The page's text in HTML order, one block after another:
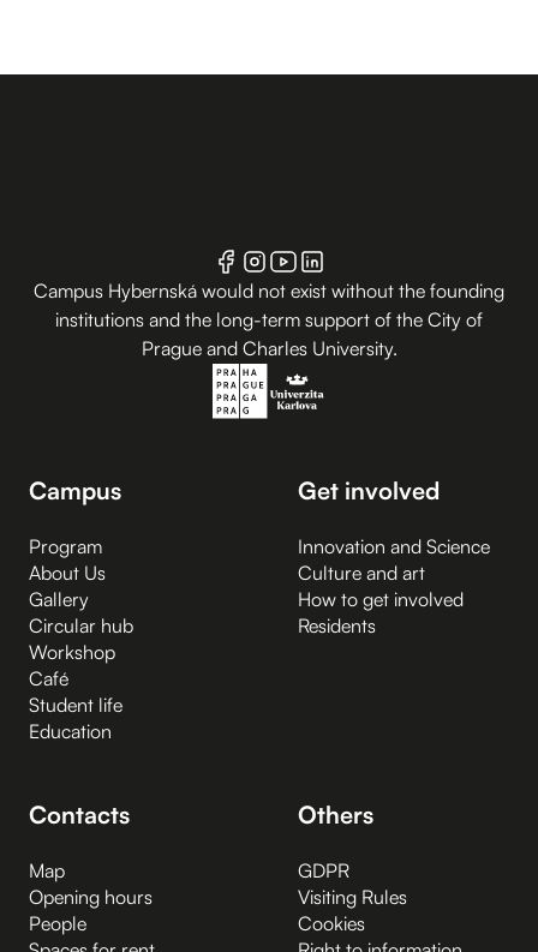
Campus Hybernská would not exist without the founding
institutions and the long-term support of the City of
Prague and Charles University.
Campus
Program
About Us
Gallery
Circular hub
Workshop
Café
Student life
Education
Get involved
Innovation and Science
Culture and art
How to get involved
Residents
Contacts
Map
Opening hours
People
Others
GDPR
Visiting Rules
Cookies